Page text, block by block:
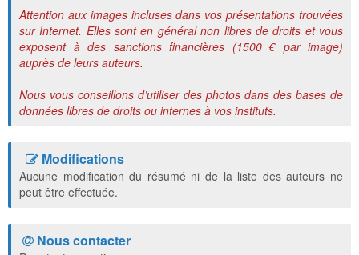
Attention aux images incluses dans vos présentations trouvées
sur Internet. Elles sont en général non libres de droits et vous
exposent à des sanctions financières (1500 € par image)
auprès de leurs auteurs.
Nous vous conseillons d’utiliser des photos dans des bases de
données libres de droits ou internes à vos instituts.
Modifications
Aucune modification du résumé ni de la liste des auteurs ne
peut être effectuée.
Nous contacter